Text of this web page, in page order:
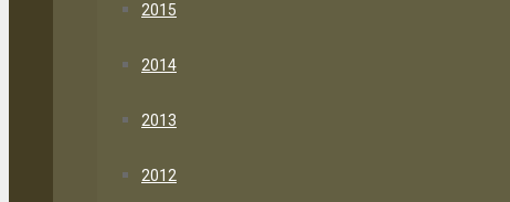
2015
2014
2013
2012